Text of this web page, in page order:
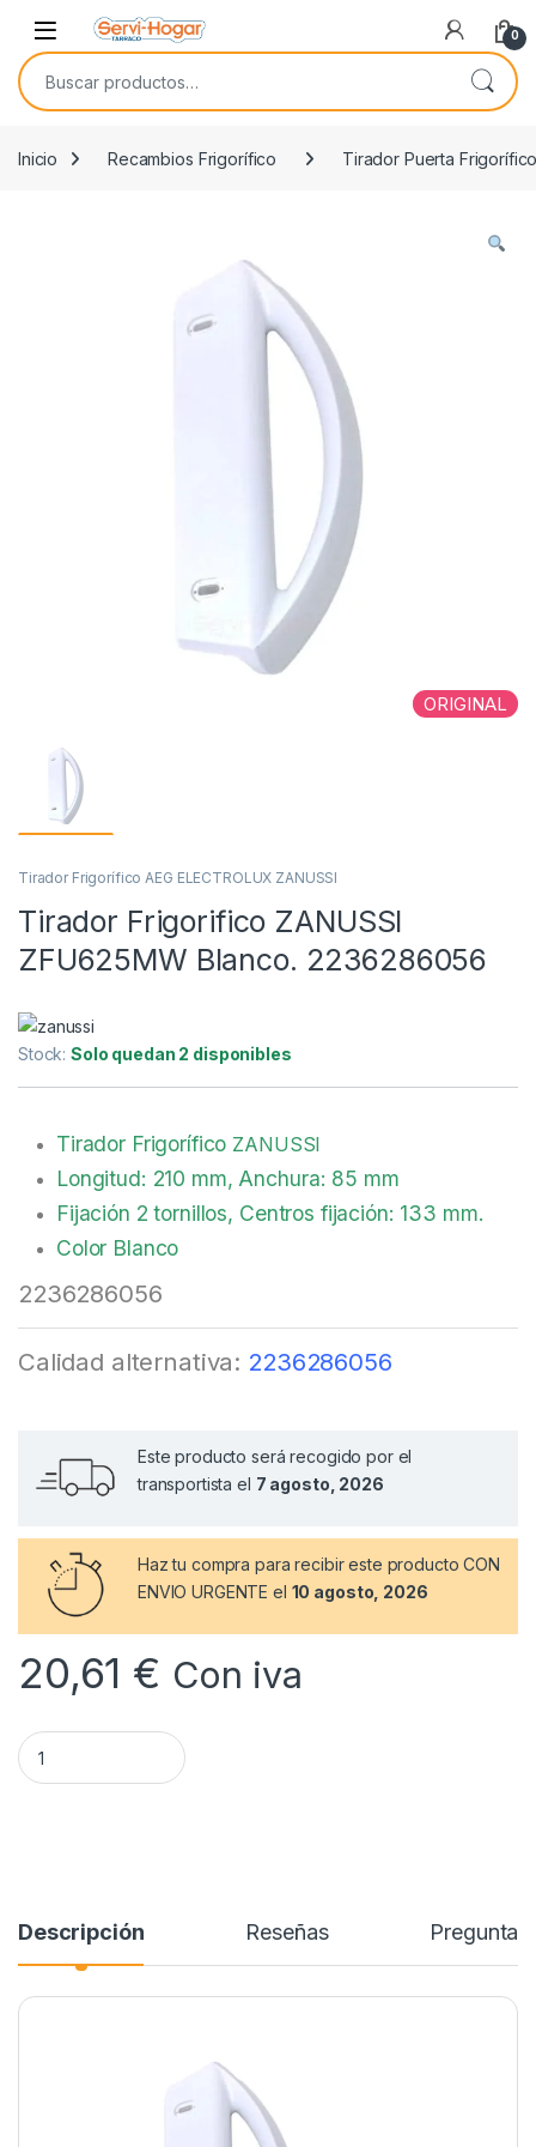
Saltar a navegación
saltar al contenido
Open 0
Buscar por:
Inicio Recambios Frigorífico Tirador Puerta
ORIGINAL
Tirador Frigorífico AEG ELECTROLUX ZANUSSI
Tirador Frigorifico ZANUSSI
ZFU625MW Blanco. 2236286056
Stock:Solo quedan 2 disponibles
Tirador Frigorífico ZANUSSI
Longitud: 210 mm, Anchura: 85 mm
Fijación 2 tornillos, Centros fijación: 133 mm.
Color Blanco
2236286056
Calidad alternativa: 2236286056
Este producto será recogido por el
transportista el 7 agosto, 2026
Haz tu comprapara recibir este producto CON
ENVIO URGENTE el 10 agosto, 2026
20,61 € Con iva
Tirador Frigorifico ZANUSSI ZFU625MW Blanco.
Descripción Reseñas